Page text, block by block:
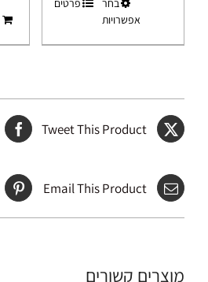
בחר
אפשרויות
למוצר
זה
יש
ניתן
את
המוצר
פרטים
Tweet This Product
Email This Product
מוצרים קשורים